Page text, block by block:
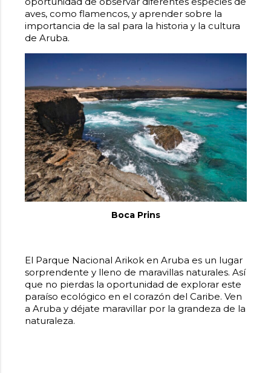
aves, como flamencos, y aprender sobre la
importancia de la sal para la historia y la cultura
de Aruba.
Boca Prins
El Parque Nacional Arikoken Aruba es un lugar
sorprendente y lleno de maravillas naturales. Así
que no pierdas la oportunidad de explorar este
paraíso ecológico en el corazón del Caribe. Ven
a Aruba y déjate maravillar por la grandeza de la
naturaleza.